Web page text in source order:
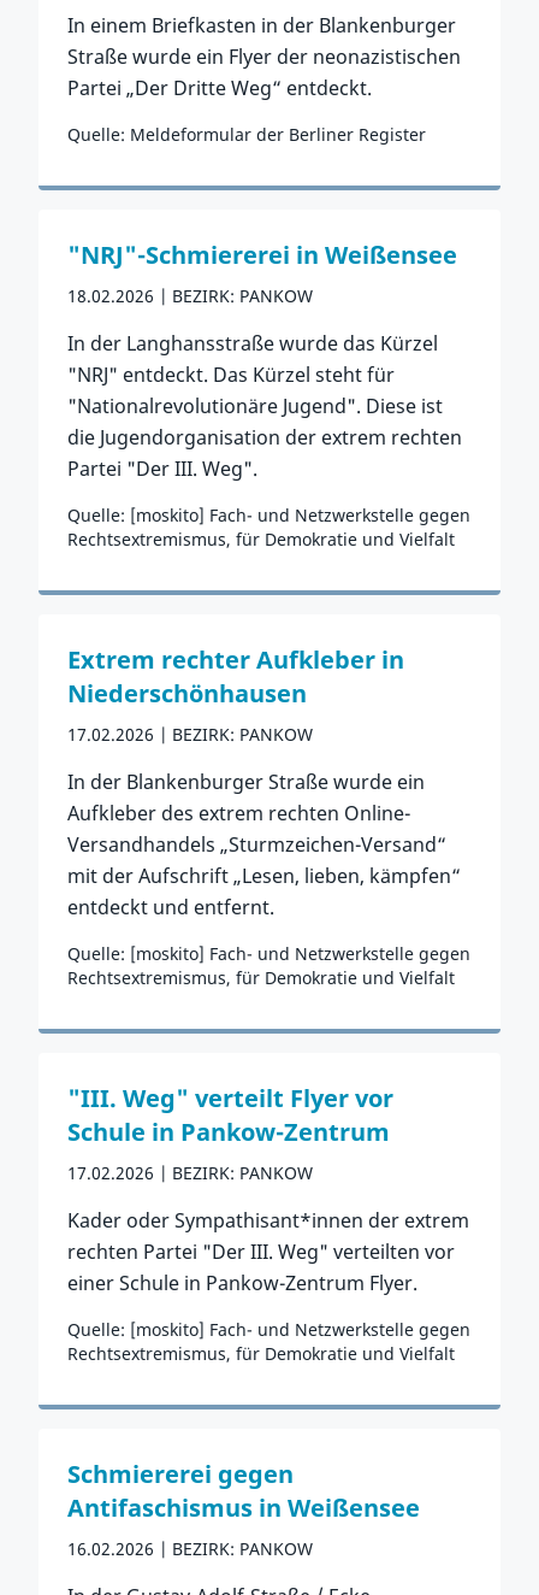
In einem Briefkasten in der Blankenburger
Straße wurde ein Flyer der neonazistischen
Partei „Der Dritte Weg“ entdeckt.
Quelle: Meldeformular der Berliner Register
Zum Vorfall
"NRJ"-Schmiererei in Weißensee
18.02.2026 BEZIRK: PANKOW
In der Langhansstraße wurde das Kürzel
"NRJ" entdeckt. Das Kürzel steht für
"Nationalrevolutionäre Jugend". Diese ist
die Jugendorganisation der extrem rechten
Partei "Der III. Weg".
Quelle: [moskito] Fach- und Netzwerkstelle gegen
Rechtsextremismus, für Demokratie und Vielfalt
Zum Vorfall
Extrem rechter Aufkleber in
Niederschönhausen
17.02.2026 BEZIRK: PANKOW
In der Blankenburger Straße wurde ein
Aufkleber des extrem rechten Online-
Versandhandels „Sturmzeichen-Versand“
mit der Aufschrift „Lesen, lieben, kämpfen“
entdeckt und entfernt.
Quelle: [moskito] Fach- und Netzwerkstelle gegen
Rechtsextremismus, für Demokratie und Vielfalt
Zum Vorfall
"III. Weg" verteilt Flyer vor
Schule in Pankow-Zentrum
17.02.2026 BEZIRK: PANKOW
Kader oder Sympathisant*innen der extrem
rechten Partei "Der III. Weg" verteilten vor
einer Schule in Pankow-Zentrum Flyer.
Quelle: [moskito] Fach- und Netzwerkstelle gegen
Rechtsextremismus, für Demokratie und Vielfalt
Zum Vorfall
Schmiererei gegen
Antifaschismus in Weißensee
16.02.2026 BEZIRK: PANKOW